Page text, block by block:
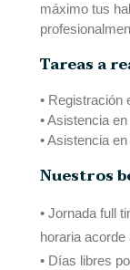
máximo tus
Tareas a
• Registración
• Asistencia
• Asistencia
Nuestros
• Jornada full
horaria acorde
• Días libres